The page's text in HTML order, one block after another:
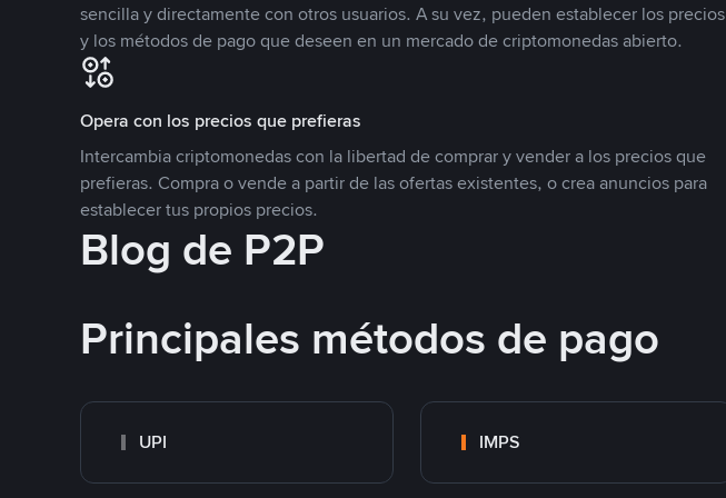
sencilla y directamente con otros usuarios. A su vez, pueden establecer los precios
y los métodos de pago que deseen en un mercado de criptomonedas abierto.
Opera con los precios que prefieras
Intercambia criptomonedas con la libertad de comprar y vender a los precios que
prefieras. Compra o vende a partir de las ofertas existentes, o crea anuncios para
establecer tus propios precios.
Blog de P2P
Principales métodos de pago
UPI IMPS